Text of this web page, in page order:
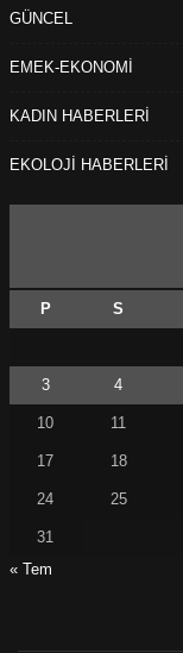
GÜNCEL
EMEK-EKONOMİ
KADIN HABERLERİ
EKOLOJİ HABERLERİ
P S
3 4
10 11
17 18
24 25
31
« Tem